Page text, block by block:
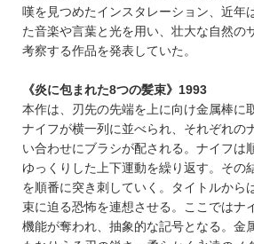
嘆を見つめたインスタレーション、近年
た音楽や言葉と光を用い、壮大な自然の
考察する作品を発表していた。
《炎に包まれた8つの髪束》1993
本作は、刃先の先端を上に向け金属棒に
ナイフが横一列に並べられ、それぞれの
い合わせにブラシが配される。ナイフは
ゆっくりした上下運動を繰り返す。その
を順番に突き刺していく。タイトルから
束に迫る恐怖を連想させる。ここではナ
機能が奪われ、抽象的な記号となる。金